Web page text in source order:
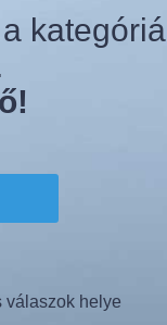
válaszok helye